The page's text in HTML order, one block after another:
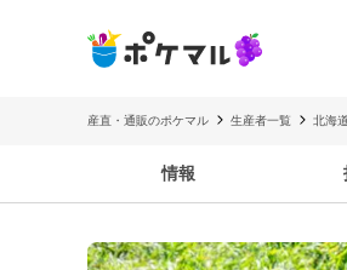
産直・通販のポケマル 生産者一覧 北海
情報